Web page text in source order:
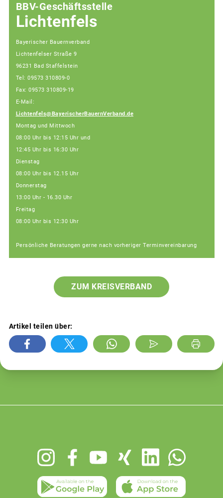
BBV-Geschäftsstelle
Lichtenfels
Bayerischer Bauernverband
Lichtenfelser Straße 9
96231 Bad Staffelstein
Tel: 09573 310809-0
Fax: 09573 310809-19
E-Mail:
Lichtenfels@BayerischerBauernVerband.de
Montag und Mittwoch
08:00 Uhr bis 12:15 Uhr und
12:45 Uhr bis 16:30 Uhr
Dienstag
08:00 Uhr bis 12.15 Uhr
Donnerstag
13:00 Uhr - 16.30 Uhr
Freitag
08:00 Uhr bis 12:30 Uhr
Persönliche Beratungen gerne nach vorheriger Terminvereinbarung
ZUM KREISVERBAND
Artikel teilen über: